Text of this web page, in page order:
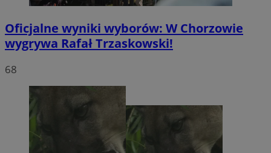
Oficjalne wyniki wyborów: W Chorzowie
wygrywa Rafał Trzaskowski!
68